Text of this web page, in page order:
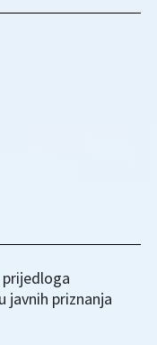
prijedloga
javnih priznanja